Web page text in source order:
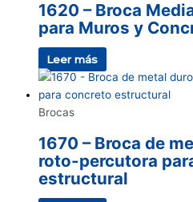
1620 – Broca
para Muros y
Leer más
Brocas
1670 – Broca de
roto-percutora
estructural